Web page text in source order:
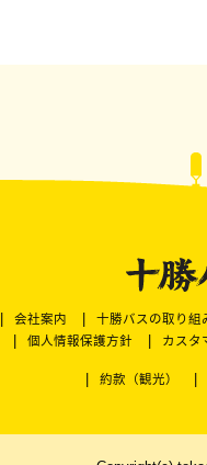
会社案内 十勝バスの取り組
個人情報保護方針
カスタ
約款（観光）